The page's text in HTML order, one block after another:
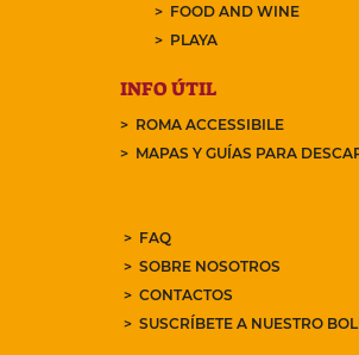
FOOD AND WINE
PLAYA
INFO ÚTIL
ROMA ACCESSIBILE
MAPAS Y GUÍAS PARA
FAQ
SOBRE NOSOTROS
CONTACTOS
SUSCRÍBETE A NUESTRO